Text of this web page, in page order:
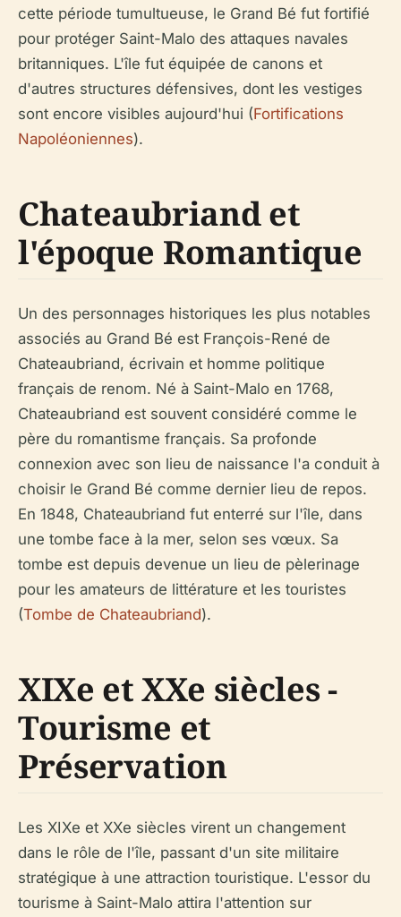
cette période tumultueuse, le Grand Bé fut fortifié
pour protéger Saint-Malo des attaques navales
britanniques. L'île fut équipée de canons et
d'autres structures défensives, dont les vestiges
sont encore visibles aujourd'hui (Fortifications
Napoléoniennes).
Chateaubriand et
l'époque Romantique
Un des personnages historiques les plus notables
associés au Grand Bé est François-René de
Chateaubriand, écrivain et homme politique
français de renom. Né à Saint-Malo en 1768,
Chateaubriand est souvent considéré comme le
père du romantisme français. Sa profonde
connexion avec son lieu de naissance l'a conduit à
choisir le Grand Bé comme dernier lieu de repos.
En 1848, Chateaubriand fut enterré sur l'île, dans
une tombe face à la mer, selon ses vœux. Sa
tombe est depuis devenue un lieu de pèlerinage
pour les amateurs de littérature et les touristes
(Tombe de Chateaubriand).
XIXe et XXe siècles -
Tourisme et
Préservation
Les XIXe et XXe siècles virent un changement
dans le rôle de l'île, passant d'un site militaire
stratégique à une attraction touristique. L'essor du
tourisme à Saint-Malo attira l'attention sur